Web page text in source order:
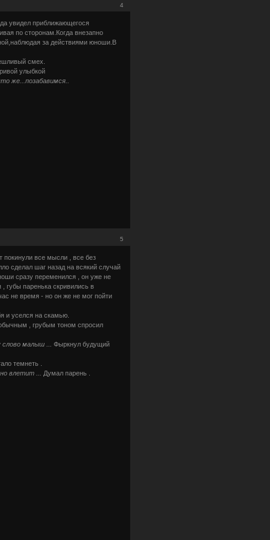
4
увидел приближающегося
по сторонам.Когда внезапно
за действиями юноши.В
смех.
улыбкой
же...позабавимся..
5
покинули все мысли , все без
сделал шаг назад на всякий случай
сразу переменился , он уже не
губы паренька скривились в
не время - но он же не мог пойти
и уселся на скамью.
, грубым тоном спросил
слово малыш ...Фыркнул будущий
темнеть .
влетит ... Думал парень .